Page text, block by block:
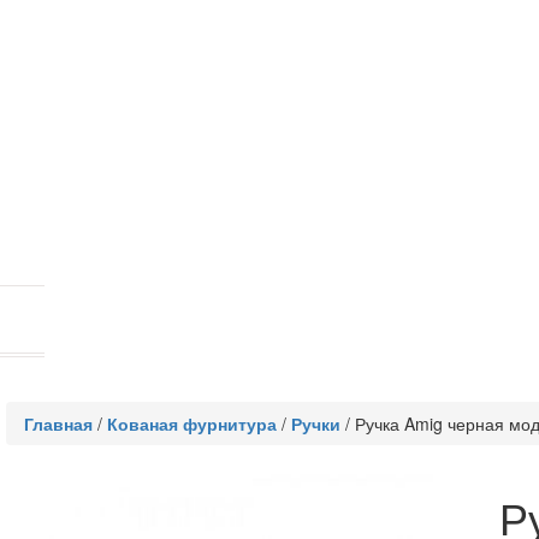
Главная / Кованая фурнитура / Ручки / Ручка Amig черная